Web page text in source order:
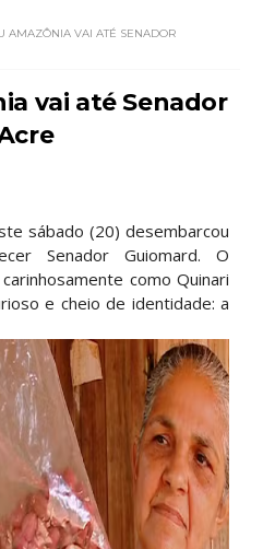
AMAZÔNIA VAI ATÉ SENADOR
vai até Senador
sábado (20) desembarcou
Senador Guiomard. O
como Quinari
e cheio de identidade: a